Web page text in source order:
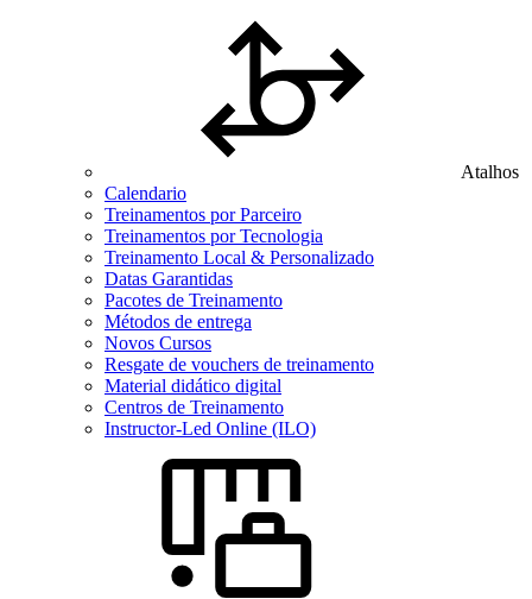
Atalhos
Calendario
Treinamentos por Parceiro
Treinamentos por Tecnologia
Treinamento Local & Personalizado
Datas Garantidas
Pacotes de Treinamento
Métodos de entrega
Novos Cursos
Resgate de vouchers de treinamento
Material didático digital
Centros de Treinamento
Instructor-Led Online (ILO)